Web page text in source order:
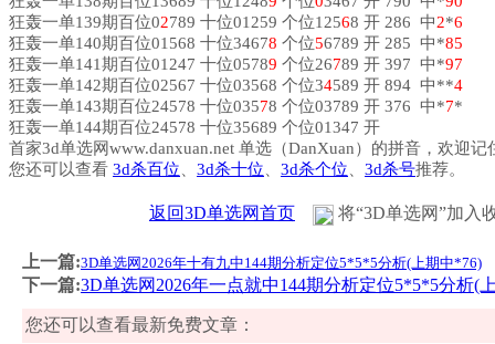
狂轰一单139期百位02789 十位01259 个位12568 开 286 中2*6
狂轰一单140期百位01568 十位34678 个位56789 开 285 中*85
狂轰一单141期百位01247 十位05789 个位26789 开 397 中*97
狂轰一单142期百位02567 十位03568 个位34589 开 894 中**4
狂轰一单143期百位24578 十位03578 个位03789 开 376 中*7*
狂轰一单144期百位24578 十位35689 个位01347 开
首家3d单选网www.danxuan.net 单选（DanXuan）的拼音，欢迎记
您还可以查看 3d杀百位 3d杀十位 3d杀个位 3d杀号推荐。
返回3D单选网首页 将“3D单选网”加入
上一篇:3D单选网2026年十有九中144期分析定位5*5*5分析(上期中*76)
下一篇:3D单选网2026年一点就中144期分析定位5*5*5分析(
您还可以查看最新免费文章：